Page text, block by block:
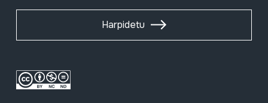
Harpidetu